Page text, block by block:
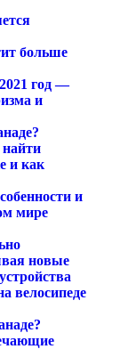
больше
год —
и
и как
и
мире
новые
велосипеде